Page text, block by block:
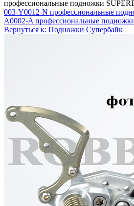
профессиональные подножки
003-Y0012-N профессиональные
A0002-A профессиональные
Вернуться к: Подножки Супербайк